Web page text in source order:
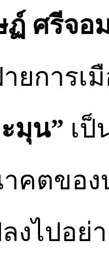
ฏ์ ศรีจอ
ยการเมื
มุน” เ
คตของ
งไปอย่